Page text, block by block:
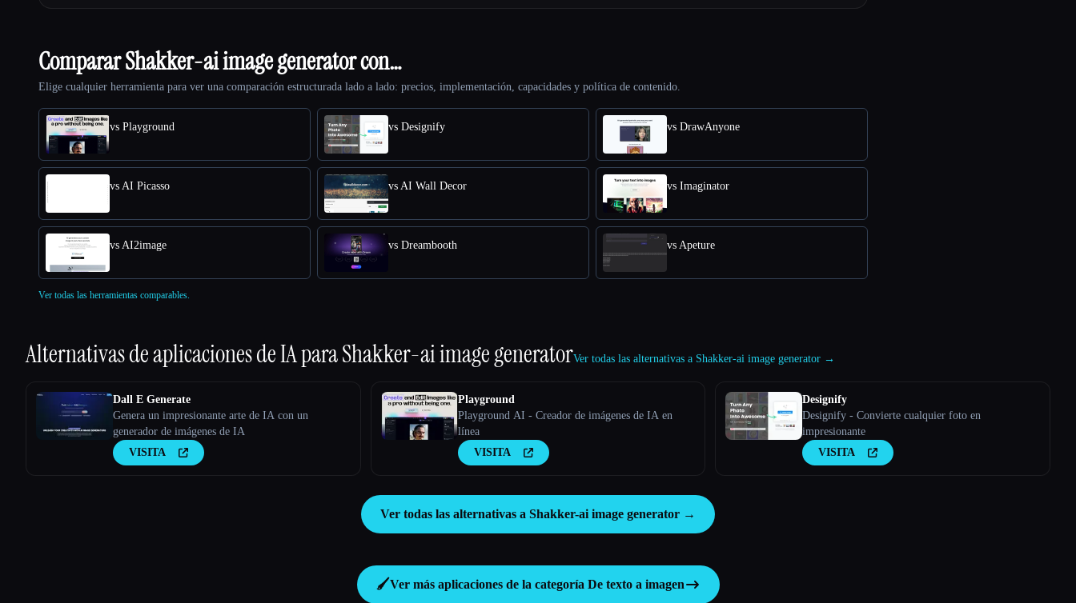
Comparar Shakker-ai image generator con…
Elige cualquier herramienta para ver una comparación estructurada lado a lado: precios, implementación, capacidades y política de contenido.
vs Playground vs Designify vs DrawAnyone
vs AI Picasso vs AI Wall Decor vs Imaginator
vs AI2image vs Dreambooth vs Apeture
Ver todas las herramientas comparables.
Alternativas de aplicaciones de IA paraShakker-ai image generatorVer todas las alternativas a Shakker-ai image generator →
Dall E Generate
Genera un impresionante arte de IA con un
generador de imágenes de IA
VISITA
Playground
Playground AI - Creador de imágenes de IA en
línea
VISITA
Designify
Designify - Convierte cualquier foto en
impresionante
VISITA
Ver todas las alternativas a Shakker-ai image generator →
🖌️Ver más aplicaciones de la categoría De texto a imagen